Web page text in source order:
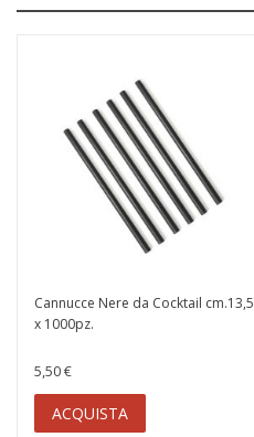
Cannucce Nere da Cocktail cm.13,5
x 1000pz.
5,50 €
ACQUISTA